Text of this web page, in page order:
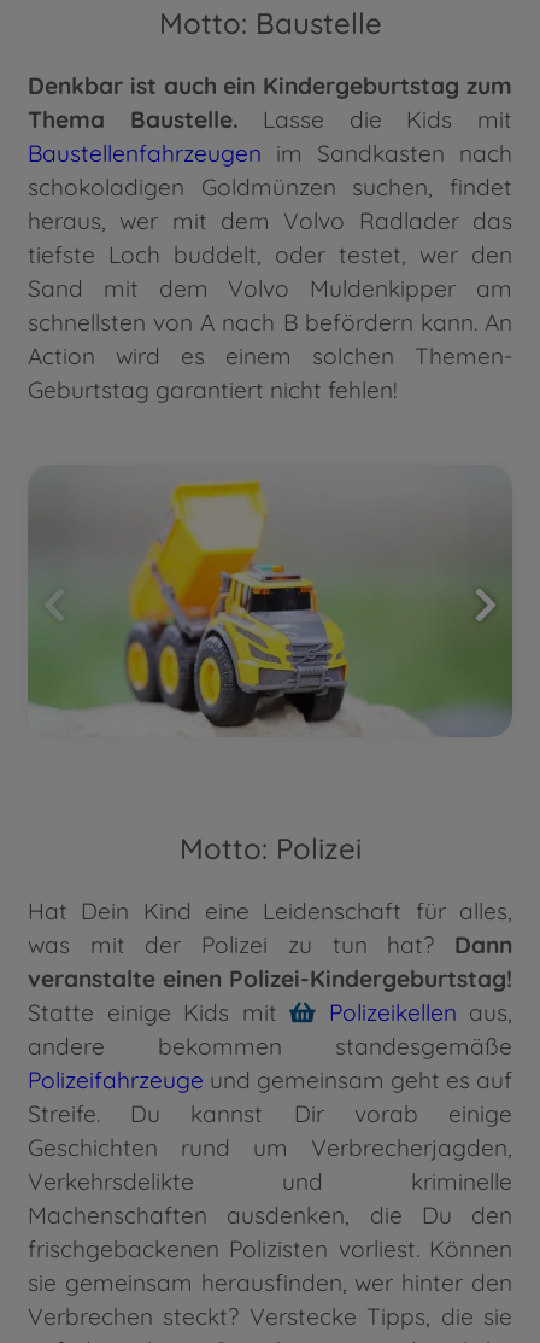
Motto: Baustelle
Denkbar ist auch ein Kindergeburtstag zum
Thema Baustelle. Lasse die Kids mit
Baustellenfahrzeugen im Sandkasten nach
schokoladigen Goldmünzen suchen, findet
heraus, wer mit dem Volvo Radlader das
tiefste Loch buddelt, oder testet, wer den
Sand mit dem Volvo Muldenkipper am
schnellsten von A nach B befördern kann. An
Action wird es einem solchen Themen-
Geburtstag garantiert nicht fehlen!
Motto: Polizei
Hat Dein Kind eine Leidenschaft für alles,
was mit der Polizei zu tun hat? Dann
veranstalte einen Polizei-Kindergeburtstag!
Statte einige Kids mit
Polizeikellen aus,
andere bekommen standesgemäße
Polizeifahrzeuge und gemeinsam geht es auf
Streife. Du kannst Dir vorab einige
Geschichten rund um Verbrecherjagden,
Verkehrsdelikte und kriminelle
Machenschaften ausdenken, die Du den
frischgebackenen Polizisten vorliest. Können
sie gemeinsam herausfinden, wer hinter den
Verbrechen steckt? Verstecke Tipps, die sie